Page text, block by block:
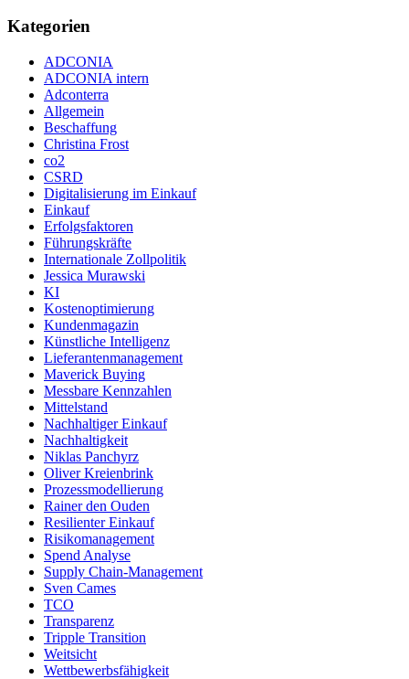
Kategorien
ADCONIA
ADCONIA intern
Adconterra
Allgemein
Beschaffung
Christina Frost
co2
CSRD
Digitalisierung im Einkauf
Einkauf
Erfolgsfaktoren
Führungskräfte
Internationale Zollpolitik
Jessica Murawski
KI
Kostenoptimierung
Kundenmagazin
Künstliche Intelligenz
Lieferantenmanagement
Maverick Buying
Messbare Kennzahlen
Mittelstand
Nachhaltiger Einkauf
Nachhaltigkeit
Niklas Panchyrz
Oliver Kreienbrink
Prozessmodellierung
Rainer den Ouden
Resilienter Einkauf
Risikomanagement
Spend Analyse
Supply Chain-Management
Sven Cames
TCO
Transparenz
Tripple Transition
Weitsicht
Wettbewerbsfähigkeit